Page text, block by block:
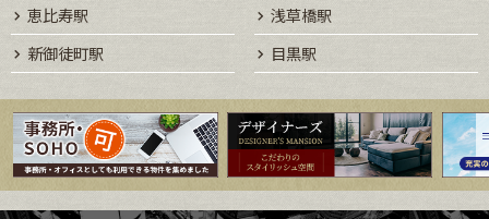
恵比寿駅
浅草橋駅
新御徒町駅
目黒駅